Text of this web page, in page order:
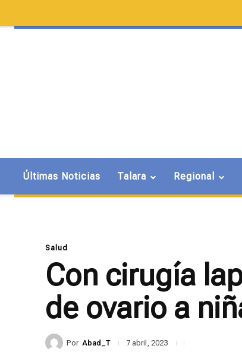
Últimas Noticias Talara Regional
Salud
Con cirugía
de ovario a
Por Abad_T 7 abril, 2023